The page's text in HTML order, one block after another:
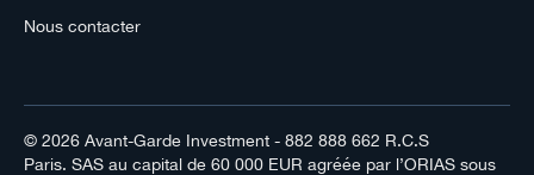
Nous contacter
© 2026 Avant-Garde Investment- 882 888 662 R.C.S
Paris. SAS au capital de 60 000 EUR agréée par l’ORIAS sous